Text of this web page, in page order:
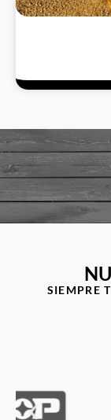
SIEMPRE